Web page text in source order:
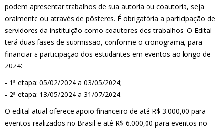
podem apresentar trabalhos de sua autoria ou coautoria, seja
oralmente ou através de pôsteres. É obrigatória a participação de
servidores da instituição como coautores dos trabalhos. O Edital
terá duas fases de submissão, conforme o cronograma, para
financiar a participação dos estudantes em eventos ao longo de
2024:
- 1ª etapa: 05/02/2024 a 03/05/2024;
- 2ª etapa: 13/05/2024 a 31/07/2024.
O edital atual oferece apoio financeiro de até R$ 3.000,00 para
eventos realizados no Brasil e até R$ 6.000,00 para eventos no